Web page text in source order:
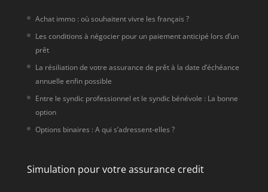
Achat immo : où souhaitent vivre les français ?
Les conditions à négocier pour un paiement anticipé lors d’un
prêt
La résiliation de votre assurance de prêt à la date d’échéance
annuelle enfin possible
Entre le syndic professionnel et le syndic bénévole : La bonne
option
Options binaires : A qui s’adressent-elles ?
Simulation pour votre assurance credit